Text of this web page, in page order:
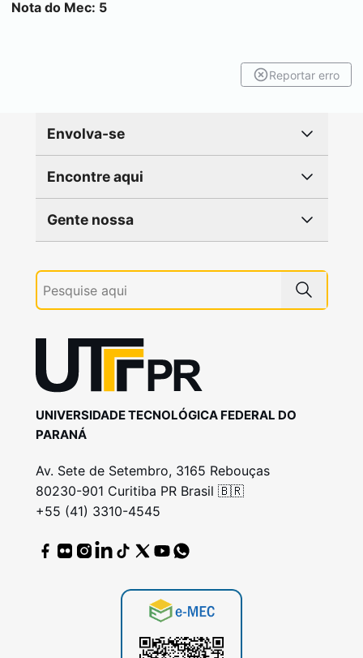
Nota do Mec: 5
Reportar erro
Envolva-se
Encontre aqui
Gente nossa
UNIVERSIDADE TECNOLÓGICA FEDERAL DO
PARANÁ
Av. Sete de Setembro, 3165 Rebouças
80230-901 Curitiba PR Brasil 🇧🇷
+55 (41) 3310-4545